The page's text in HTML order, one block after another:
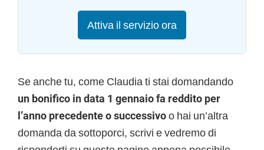
Attiva il servizio ora
Se anche tu, come Claudia ti stai domandando
un bonifico in data 1 gennaio fa reddito per
l’anno precedente o successivoo hai un’altra
domanda da sottoporci, scrivi e vedremo di